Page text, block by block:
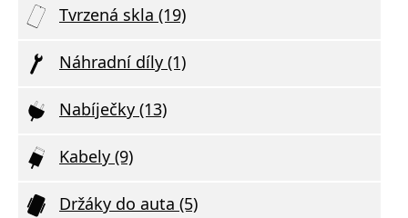
Tvrzená skla (19)
Náhradní díly (1)
Nabíječky (13)
Kabely (9)
Držáky do auta (5)